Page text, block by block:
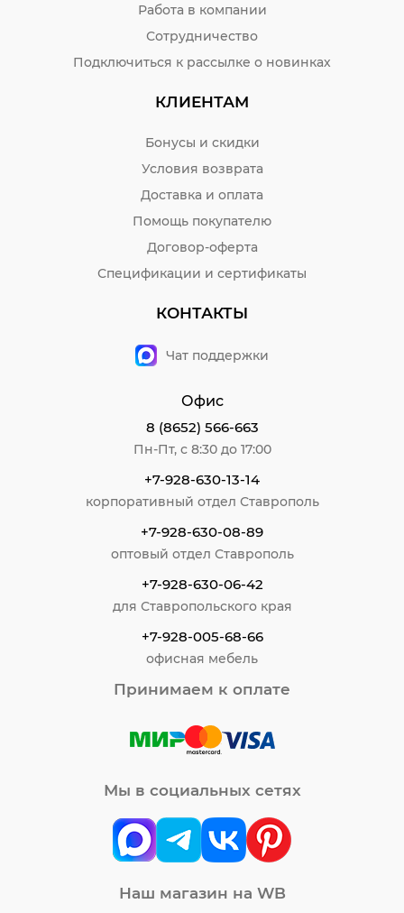
Работа в компании
Сотрудничество
Подключиться к рассылке о новинках
КЛИЕНТАМ
Бонусы и скидки
Условия возврата
Доставка и оплата
Помощь покупателю
Договор-оферта
Спецификации и сертификаты
КОНТАКТЫ
Чат поддержки
Офис
8 (8652) 566-663
Пн-Пт, с 8:30 до 17:00
+7-928-630-13-14
корпоративный отдел Ставрополь
+7-928-630-08-89
оптовый отдел Ставрополь
+7-928-630-06-42
для Ставропольского края
+7-928-005-68-66
офисная мебель
Принимаем к оплате
Мы в социальных сетях
Наш магазин на WB